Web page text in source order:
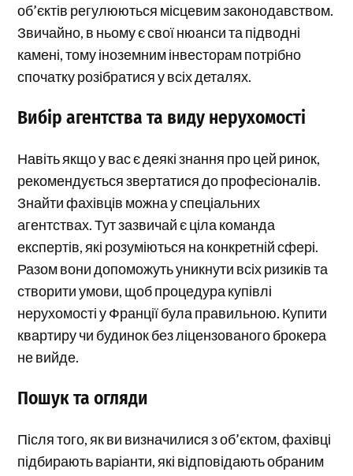
об’єктів регулюються місцевим законодавством.
Звичайно, в ньому є свої нюанси та підводні
камені, тому іноземним інвесторам потрібно
спочатку розібратися у всіх деталях.
Вибір агентства та виду нерухомості
Навіть якщо у вас є деякі знання про цей ринок,
рекомендується звертатися до професіоналів.
Знайти фахівців можна у спеціальних
агентствах. Тут зазвичай є ціла команда
експертів, які розуміються на конкретній сфері.
Разом вони допоможуть уникнути всіх ризиків та
створити умови, щоб процедура купівлі
нерухомості у Франції була правильною. Купити
квартиру чи будинок без ліцензованого брокера
не вийде.
Пошук та огляди
Після того, як ви визначилися з об’єктом, фахівці
підбирають варіанти, які відповідають обраним